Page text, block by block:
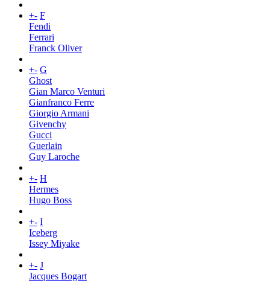
+- F
Fendi
Ferrari
Franck Oliver
+- G
Ghost
Gian Marco Venturi
Gianfranco Ferre
Giorgio Armani
Givenchy
Gucci
Guerlain
Guy Laroche
+- H
Hermes
Hugo Boss
+- I
Iceberg
Issey Miyake
+- J
Jacques Bogart